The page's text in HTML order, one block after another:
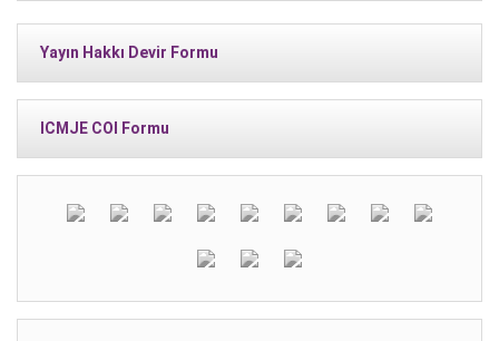
Yayın Hakkı Devir Formu
ICMJE COI Formu